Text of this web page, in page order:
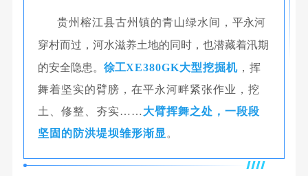
贵州榕江县古州镇的青山绿水间， 平永河
穿村而过，河水滋养土地的同时，也潜藏着汛期
的安全隐患 。 徐工XE380GK大型挖掘机，挥
舞着坚实的臂膀，在平永河畔紧张作业，挖
土、修整、夯实……大臂挥舞之处，一段段
坚固的防洪堤坝雏形渐显 。